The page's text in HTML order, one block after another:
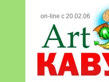
on-line с 20.02.06